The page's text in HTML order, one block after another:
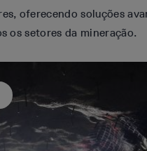
oferecendo soluções
os setores da mineração.